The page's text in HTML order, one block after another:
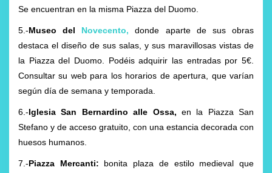
Se encuentran en la misma Piazza del Duomo.
5.-Museo del Novecento, donde aparte de sus obras
destaca el diseño de sus salas, y sus maravillosas vistas de
la Piazza del Duomo. Podéis adquirir las entradas por 5€.
Consultar su web para los horarios de apertura, que varían
según día de semana y temporada.
6.-Iglesia San Bernardino alle Ossa, en la Piazza San
Stefano y de acceso gratuito, con una estancia decorada con
huesos humanos.
7.-Piazza Mercanti: bonita plaza de estilo medieval que